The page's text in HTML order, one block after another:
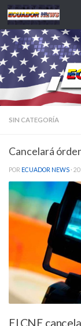
Saltar al contenido
SIN CATEGORÍA
Cancelará
POR ECUADOR NEWS ·
El CNE